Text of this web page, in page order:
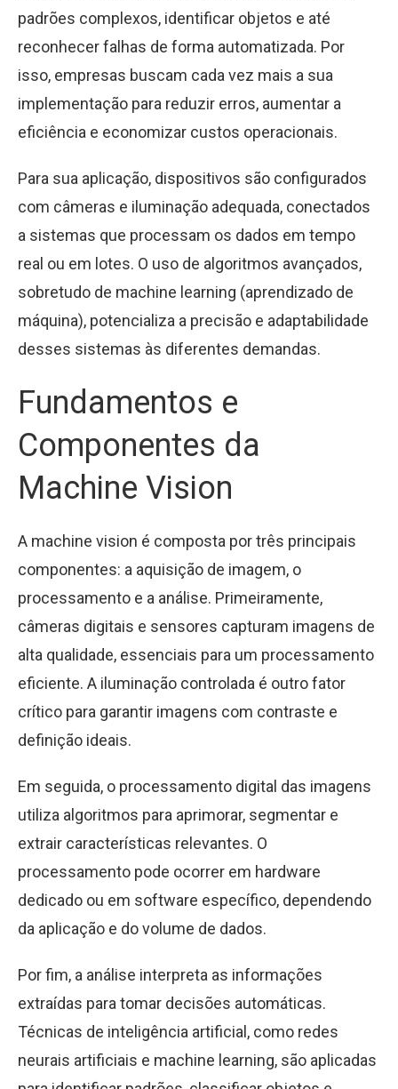
padrões complexos, identificar objetos e até
reconhecer falhas de forma automatizada. Por
isso, empresas buscam cada vez mais a sua
implementação para reduzir erros, aumentar a
eficiência e economizar custos operacionais.
Para sua aplicação, dispositivos são configurados
com câmeras e iluminação adequada, conectados
a sistemas que processam os dados em tempo
real ou em lotes. O uso de algoritmos avançados,
sobretudo de machine learning (aprendizado de
máquina), potencializa a precisão e adaptabilidade
desses sistemas às diferentes demandas.
Fundamentos e
Componentes da
Machine Vision
A machine vision é composta por três principais
componentes: a aquisição de imagem, o
processamento e a análise. Primeiramente,
câmeras digitais e sensores capturam imagens de
alta qualidade, essenciais para um processamento
eficiente. A iluminação controlada é outro fator
crítico para garantir imagens com contraste e
definição ideais.
Em seguida, o processamento digital das imagens
utiliza algoritmos para aprimorar, segmentar e
extrair características relevantes. O
processamento pode ocorrer em hardware
dedicado ou em software específico, dependendo
da aplicação e do volume de dados.
Por fim, a análise interpreta as informações
extraídas para tomar decisões automáticas.
Técnicas de inteligência artificial, como redes
neurais artificiais e machine learning, são aplicadas